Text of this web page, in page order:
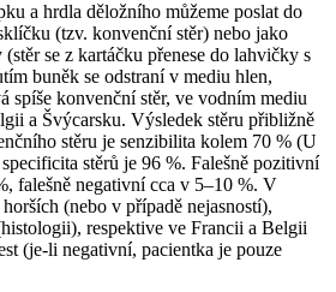
a hrdla děložního můžeme poslat do
(tzv. konvenční stěr) nebo jako
se z kartáčku přenese do lahvičky s
buněk se odstraní v mediu hlen,
spíše konvenční stěr, ve vodním mediu
a Švýcarsku. Výsledek stěru přibližně
stěru je senzibilita kolem 70 % (U
stěrů je 96 %. Falešně pozitivní
falešně negativní cca v 5–10 %. V
(nebo v případě nejasností),
respektive ve Francii a Belgii
(je-li negativní, pacientka je pouze